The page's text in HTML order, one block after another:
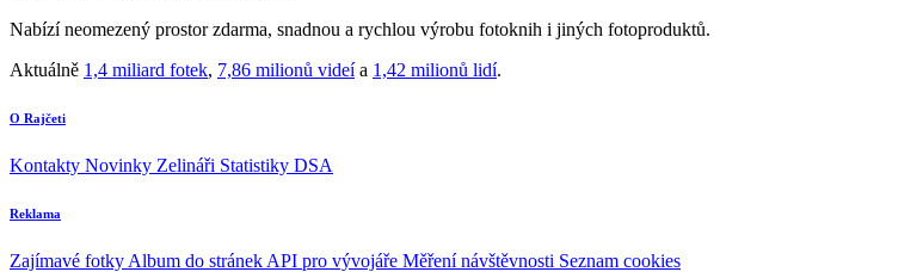
Nabízí neomezený prostor zdarma, snadnou a rychlou výrobu fotoknih i jiných fotoproduktů.
Aktuálně 1,4 miliard fotek, 7,86 milionů videía 1,42 milionů lidí.
O Rajčeti
Kontakty Novinky Zelináři Statistiky DSA
Reklama
Zajímavé fotky Album do stránek API pro vývojáře Měření návštěvnosti Seznam cookies